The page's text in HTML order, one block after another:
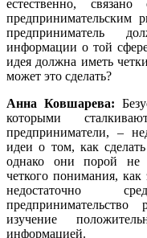
естественно,
предприниматель
информации о той
идея должна иметь
может это сделать?
Анна Ковшарева:
которыми
предприниматели, –
идеи о том, как
однако они порой не
четкого понимания, как
недостаточно
изучение
информацией.